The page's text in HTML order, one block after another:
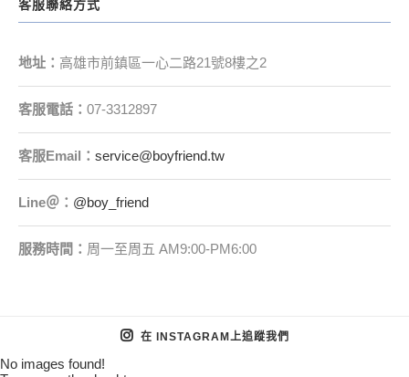
客服聯絡方式
地址： 高雄市前鎮區一心二路21號8樓之2
客服電話： 07-3312897
客服Email ： service@boyfriend.tw
Line＠： @boy_friend
服務時間： 周一至周五 AM9:00-PM6:00
在 INSTAGRAM上追蹤我們
No images found!